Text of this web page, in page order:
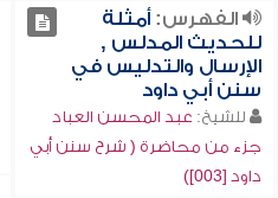
الفهرس:أمثلة
للحديث المدلس ,
الإرسال والتدليس في
سنن أبي داود
للشيخ: عبد المحسن العباد
جزء من محاضرة ( شرح سنن أبي
داود [003])